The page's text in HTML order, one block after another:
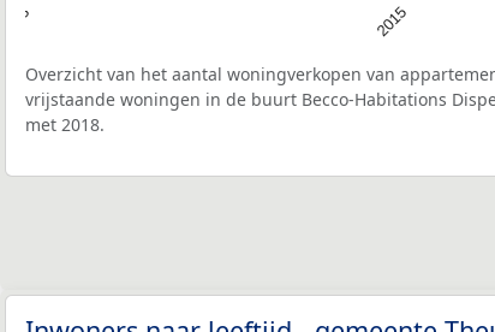
2015
Overzicht van het aantal woningverkopen van
vrijstaande woningen in de buurt Becco-Habitations
met 2018.